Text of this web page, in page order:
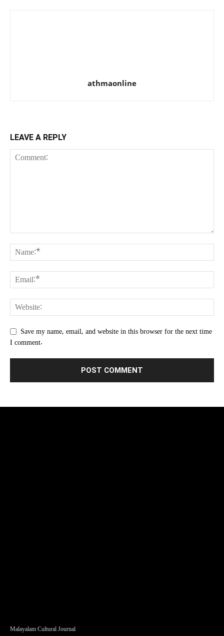
athmaonline
LEAVE A REPLY
Save my name, email, and website in this browser for the next time
I comment.
Malayalam Cultural Journal